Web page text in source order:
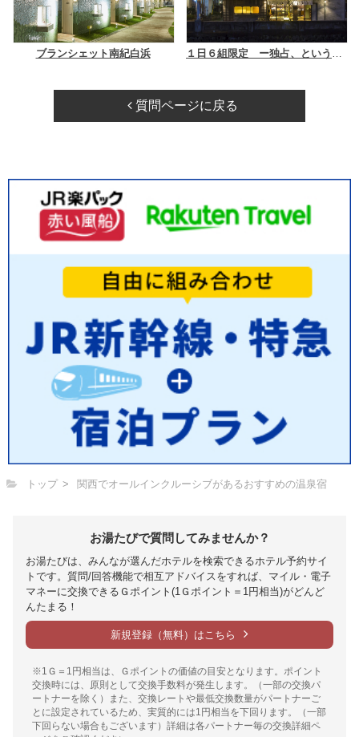
ブランシェット南紀白浜
質問ページに戻る
トップ 関西でオールインクルーシブがあるおすすめの温泉宿
お湯たびで質問してみませんか？
お湯たびは、みんなが選んだホテルを検索できるホテル予約サイ
トです。質問/回答機能で相互アドバイスをすれば、マイル・電子
マネーに交換できるＧポイント(1Ｇポイント＝1円相当)がどんど
んたまる！
新規登録（無料）はこちら
※1Ｇ＝1円相当は、Ｇポイントの価値の目安となります。ポイント
交換時には、原則として交換手数料が発生します。（一部の交換パ
ートナーを除く）また、交換レートや最低交換数量がパートナーご
とに設定されているため、実質的には1円相当を下回ります。（一部
下回らない場合もございます）詳細は各パートナー毎の交換詳細ペ